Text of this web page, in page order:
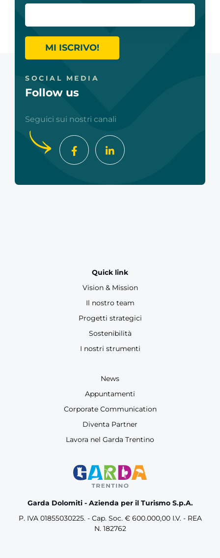
MI ISCRIVO!
SOCIAL MEDIA
Follow us
Seguici sui nostri canali
Garda Dolomiti - Azienda per il Turismo S.p.A.
P. IVA 01855030225. - Cap. Soc. € 600.000,00 I.V. - REA
N. 182762
Quick link
Vision & Mission
Il nostro team
Progetti strategici
Sostenibilità
I nostri strumenti
News
Appuntamenti
Corporate Communication
Diventa Partner
Lavora nel Garda Trentino